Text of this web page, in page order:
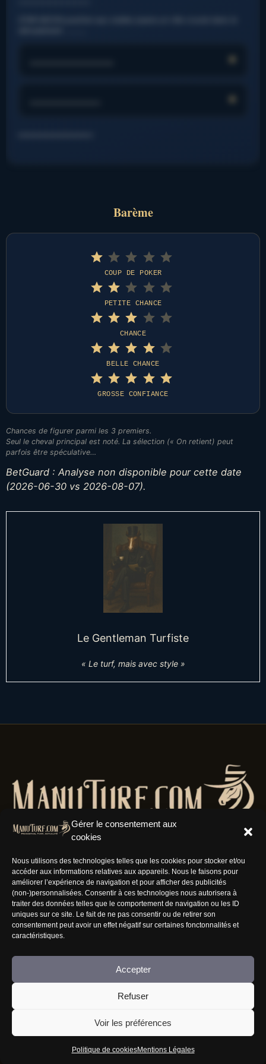
Gérer le consentement aux
cookies
Nous utilisons des technologies telles que les cookies pour stocker et/ou
accéder aux informations relatives aux appareils. Nous le faisons pour
améliorer l’expérience de navigation et pour afficher des publicités
(non-)personnalisées. Consentir à ces technologies nous autorisera à
traiter des données telles que le comportement de navigation ou les ID
uniques sur ce site. Le fait de ne pas consentir ou de retirer son
consentement peut avoir un effet négatif sur certaines fonctonnalités et
caractéristiques.
Accepter
Refuser
Voir les préférences
Politique de cookiesMentions Légales
Barème
⭐
COUP DE POKER
⭐
⭐
PETITE CHANCE
⭐
⭐
⭐
CHANCE
⭐
⭐
⭐
⭐
BELLE CHANCE
⭐
⭐
⭐
GROSSE CONFIANCE
Chances de figurer parmi les 3 premiers.
Seul le cheval principal est noté. La sélection (« On retient) peut
parfois être spéculative…
BetGuard : Analyse non disponible pour cette date
(2026-06-30 vs 2026-08-07).
Le Gentleman Turfiste
« Le turf, mais avec style »
Résaux Sociaux
Informations
Nous rejoindre
FAQ
Jouer comporte des risques : endettement, isolement, dépendance... Faites-vous aider au